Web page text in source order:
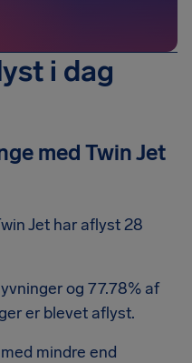
i dag
med Twin Jet
Jet har aflyst 28
og 77.78% af
er blevet aflyst.
mindre end